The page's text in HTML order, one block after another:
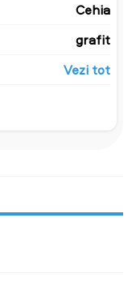
Cehia
grafit
Vezi tot